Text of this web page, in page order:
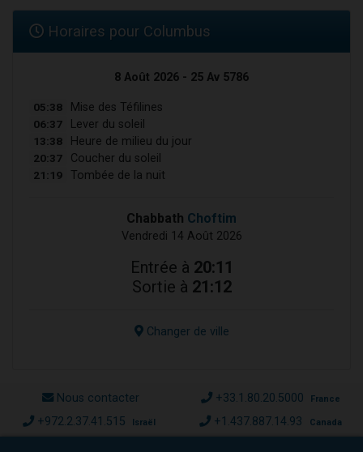
Horaires pour Columbus
8 Août 2026 - 25 Av 5786
05:38 Mise des Téfilines
06:37 Lever du soleil
13:38 Heure de milieu du jour
20:37 Coucher du soleil
21:19 Tombée de la nuit
Chabbath Choftim
Vendredi 14 Août 2026
Entrée à 20:11
Sortie à 21:12
Changer de ville
Nous contacter +33.1.80.20.5000 France
+972.2.37.41.515 Israël +1.437.887.14.93 Canada